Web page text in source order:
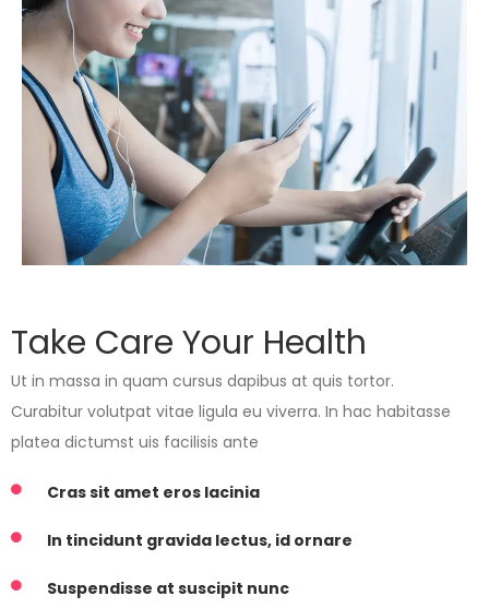
Take Care Your Health
Ut in massa in quam cursus dapibus at quis tortor.
Curabitur volutpat vitae ligula eu viverra. In hac habitasse
platea dictumst uis facilisis ante
Cras sit amet eros lacinia
In tincidunt gravida lectus, id ornare
Suspendisse at suscipit nunc